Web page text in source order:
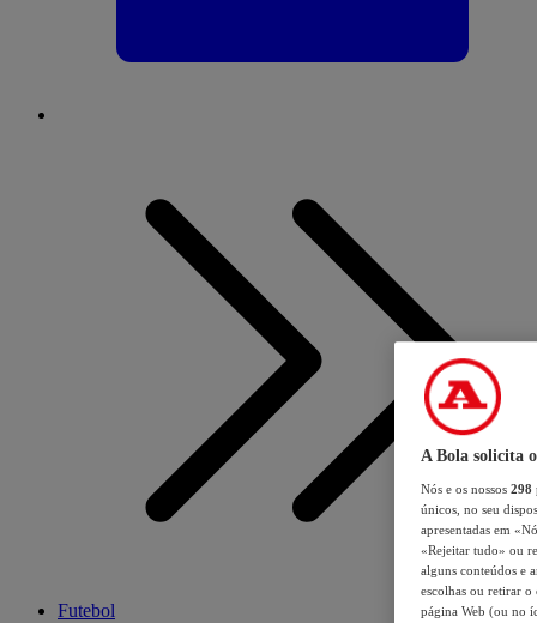
Futebol
A Bola solicita
Nós e os nossos 298
únicos, no seu
apresentadas em
«Rejeitar tudo» ou
alguns conteúdos e
escolhas ou retirar
página Web (ou no